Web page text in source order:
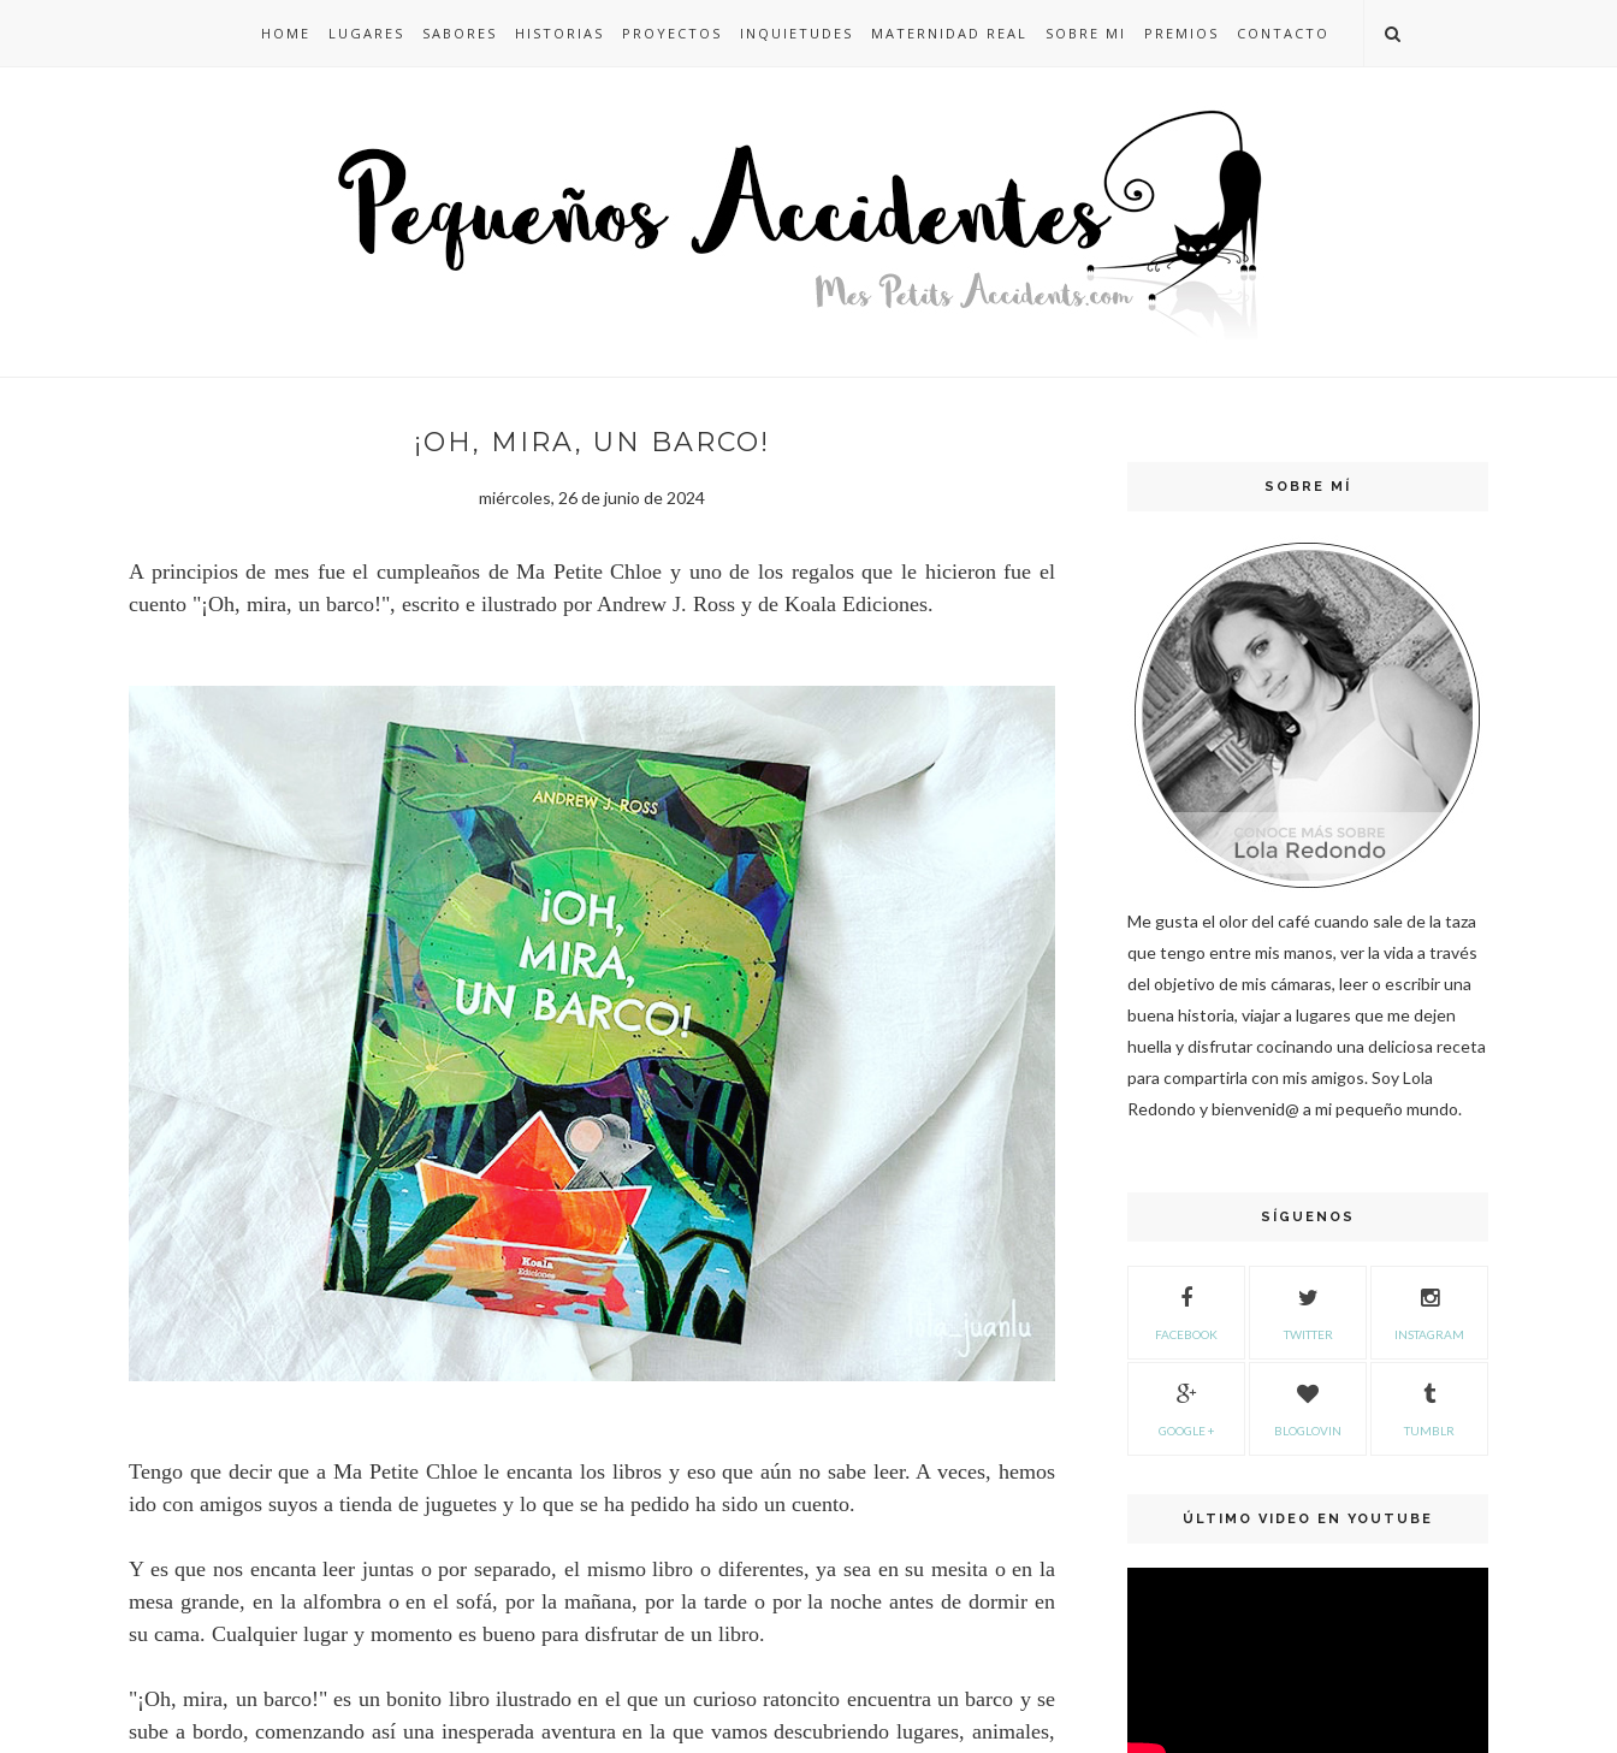
HOME LUGARES SABORES HISTORIAS PROYECTOS INQUIETUDES MATERNIDAD REAL SOBRE MI PREMIOS CONTACTO
¡OH, MIRA, UN BARCO!
miércoles, 26 de junio de 2024
A principios de mes fue el cumpleaños de Ma Petite Chloe y uno de los regalos que le hicieron fue el
cuento "¡Oh, mira, un barco!", escrito e ilustrado por Andrew J. Ross y de Koala Ediciones.
Tengo que decir que a Ma Petite Chloe le encanta los libros y eso que aún no sabe leer. A veces, hemos
ido con amigos suyos a tienda de juguetes y lo que se ha pedido ha sido un cuento.
Y es que nos encanta leer juntas o por separado, el mismo libro o diferentes, ya sea en su mesita o en la
mesa grande, en la alfombra o en el sofá, por la mañana, por la tarde o por la noche antes de dormir en
su cama. Cualquier lugar y momento es bueno para disfrutar de un libro.
"¡Oh, mira, un barco!" es un bonito libro ilustrado en el que un curioso ratoncito encuentra un barco y se
sube a bordo, comenzando así una inesperada aventura en la que vamos descubriendo lugares, animales,
SOBRE MÍ
Me gusta el olor del café cuando sale de la taza
que tengo entre mis manos, ver la vida a través
del objetivo de mis cámaras, leer o escribir una
buena historia, viajar a lugares que me dejen
huella y disfrutar cocinando una deliciosa receta
para compartirla con mis amigos. Soy Lola
Redondo y bienvenid@ a mi pequeño mundo.
SÍGUENOS
FACEBOOK TWITTER INSTAGRAM
GOOGLE + BLOGLOVIN TUMBLR
ÚLTIMO VIDEO EN YOUTUBE